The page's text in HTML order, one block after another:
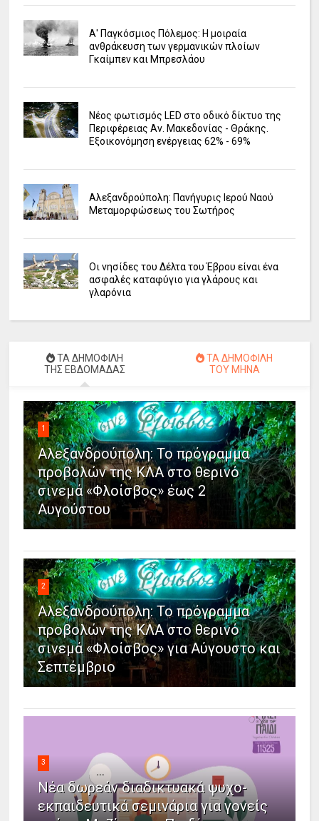
Α' Παγκόσμιος Πόλεμος: Η μοιραία
ανθράκευση των γερμανικών πλοίων
Γκαίμπεν και Μπρεσλάου
Νέος φωτισμός LED στο οδικό δίκτυο της
Περιφέρειας Αν. Μακεδονίας - Θράκης.
Εξοικονόμηση ενέργειας 62% - 69%
Αλεξανδρούπολη: Πανήγυρις Ιερού Ναού
Μεταμορφώσεως του Σωτήρος
Οι νησίδες του Δέλτα του Έβρου είναι ένα
ασφαλές καταφύγιο για γλάρους και
γλαρόνια
ΤΑ ΔΗΜΟΦΙΛΗ
ΤΗΣ ΕΒΔΟΜΑΔΑΣ
ΤΑ ΔΗΜΟΦΙΛΗ
ΤΟΥ ΜΗΝΑ
1
Αλεξανδρούπολη: Το πρόγραμμα
προβολών της ΚΛΑ στο θερινό
σινεμά «Φλοίσβος» έως 2
Αυγούστου
2
Αλεξανδρούπολη: Το πρόγραμμα
προβολών της ΚΛΑ στο θερινό
σινεμά «Φλοίσβος» για Αύγουστο και
Σεπτέμβριο
3
Νέα δωρεάν διαδικτυακά ψυχο-
εκπαιδευτικά σεμινάρια για γονείς